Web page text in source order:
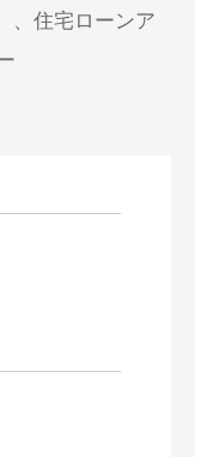
、住宅ローンア